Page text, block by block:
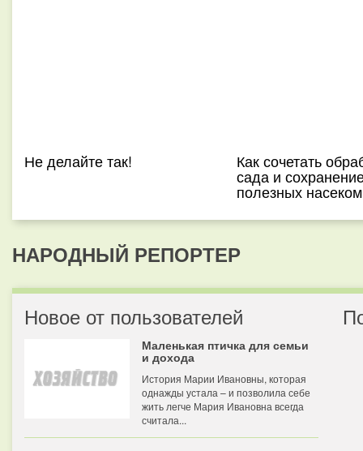
Не делайте так! Как сочетать
сада и
полезных
НАРОДНЫЙ РЕПОРТЕР
Новое от пользователей
Маленькая птичка для семьи
и дохода
История Марии Ивановны, которая
однажды устала – и позволила себе
жить легче Мария Ивановна всегда
считала...